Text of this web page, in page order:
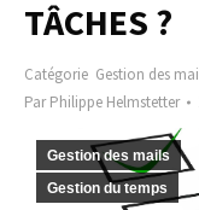
TÂCHES ?
Catégorie Gestion des
ParPhilippe Helmstetter
Gestion des mails
Gestion du temps